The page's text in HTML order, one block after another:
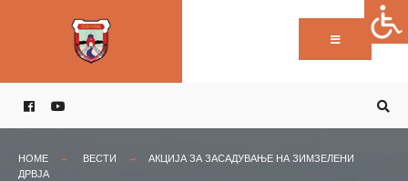
HOME ВЕСТИ
АКЦИЈА ЗА ЗАСАДУВАЊЕ НА ЗИМЗЕЛЕНИ
ДРВЈА